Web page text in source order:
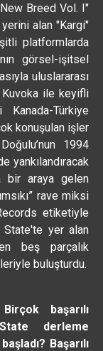
Breed Vol. I"
alan "Kargi"
platformlarda
görsel-işitsel
uluslararası
Kuvoka ile keyifli
Türkiye
konuşulan işler
1994
yankılandıracak
bir araya gelen
rave miksi
etiketiyle
State'te yer alan
beş parçalık
buluşturdu.
başarılı
derleme
Başarılı